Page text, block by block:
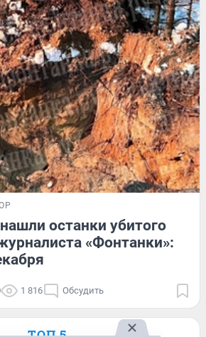
останки убитого
«Фонтанки»:
1 816 Обсудить